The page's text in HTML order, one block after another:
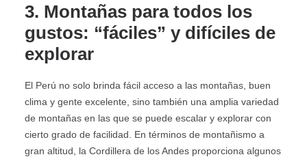
3. Montañas para todos los
gustos: “fáciles” y difíciles de
explorar
El Perú no solo brinda fácil acceso a las montañas, buen
clima y gente excelente, sino también una amplia variedad
de montañas en las que se puede escalar y explorar con
cierto grado de facilidad. En términos de montañismo a
gran altitud, la Cordillera de los Andes proporciona algunos